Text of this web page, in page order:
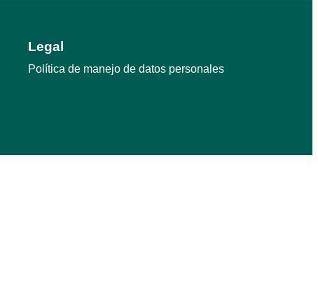
Legal
Política de manejo de datos personales